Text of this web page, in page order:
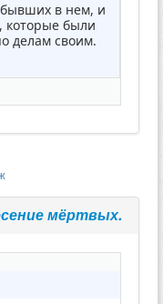
бывших в нем, и
которые были
делам своим.
мёртвых.